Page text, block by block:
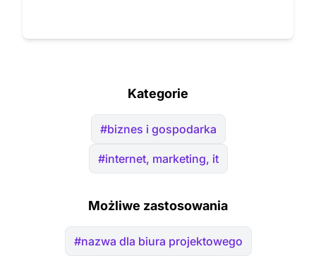
Kategorie
#biznes i gospodarka
#internet, marketing, it
Możliwe zastosowania
#nazwa dla biura projektowego